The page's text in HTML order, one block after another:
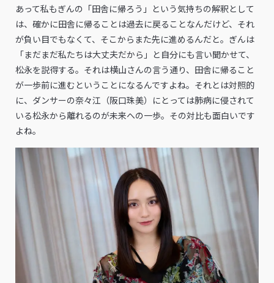
あって私もぎんの「田舎に帰ろう」という気持ちの解釈として
は、確かに田舎に帰ることは過去に戻ることなんだけど、それ
が負い目でもなくて、そこからまた先に進めるんだと。ぎんは
「まだまだ私たちは大丈夫だから」と自分にも言い聞かせて、
松永を説得する。それは横山さんの言う通り、田舎に帰ること
が一歩前に進むということになるんですよね。それとは対照的
に、ダンサーの奈々江（阪口珠美）にとっては肺病に侵されて
いる松永から離れるのが未来への一歩。その対比も面白いです
よね。